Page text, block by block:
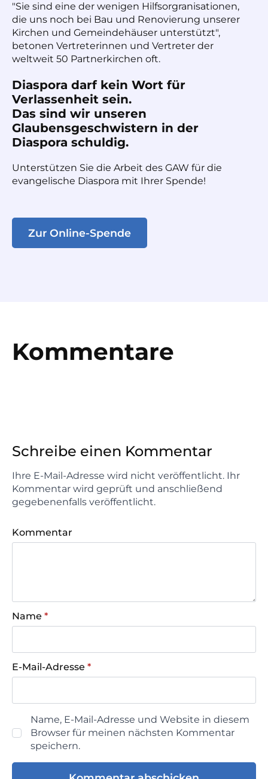
"Sie sind eine der wenigen Hilfsorgranisationen,
die uns noch bei Bau und Renovierung unserer
Kirchen und Gemeindehäuser unterstützt",
betonen Vertreterinnen und Vertreter der
weltweit 50 Partnerkirchen oft.
Diaspora darf kein Wort für
Verlassenheit sein.
Das sind wir unseren
Glaubensgeschwistern in der
Diaspora schuldig.
Unterstützen Sie die Arbeit des GAW für die
evangelische Diaspora mit Ihrer Spende!
Zur Online-Spende
Kommentare
Schreibe einen Kommentar
Ihre E-Mail-Adresse wird nicht veröffentlicht. Ihr
Kommentar wird geprüft und anschließend
gegebenenfalls veröffentlicht.
Kommentar
Name *
E-Mail-Adresse *
Name, E-Mail-Adresse und Website in diesem
Browser für meinen nächsten Kommentar
speichern.